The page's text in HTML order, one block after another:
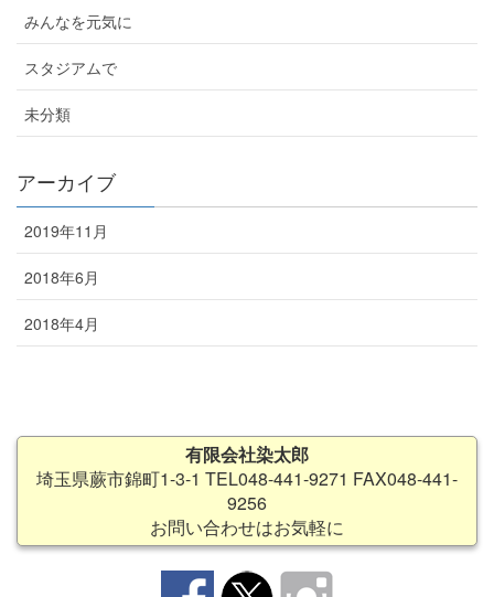
みんなを元気に
スタジアムで
未分類
アーカイブ
2019年11月
2018年6月
2018年4月
有限会社染太郎
埼玉県蕨市錦町1-3-1 TEL048-441-9271 FAX048-441-
9256
お問い合わせはお気軽に